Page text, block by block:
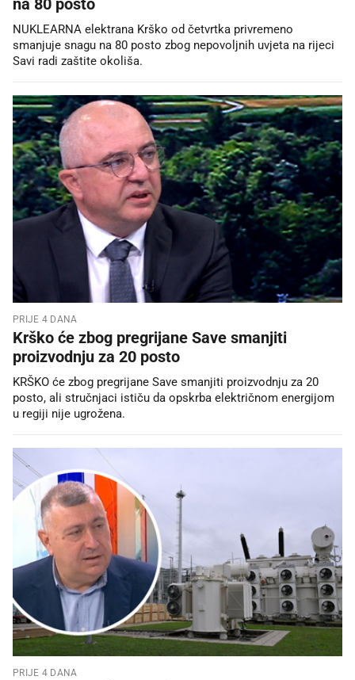
na 80 posto
NUKLEARNA elektrana Krško od četvrtka privremeno
smanjuje snagu na 80 posto zbog nepovoljnih uvjeta na rijeci
Savi radi zaštite okoliša.
PRIJE 4 DANA
Krško će zbog pregrijane Save smanjiti
proizvodnju za 20 posto
KRŠKO će zbog pregrijane Save smanjiti proizvodnju za 20
posto, ali stručnjaci ističu da opskrba električnom energijom
u regiji nije ugrožena.
PRIJE 4 DANA